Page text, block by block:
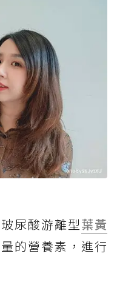
尿酸游離型葉黃
的營養素，進行